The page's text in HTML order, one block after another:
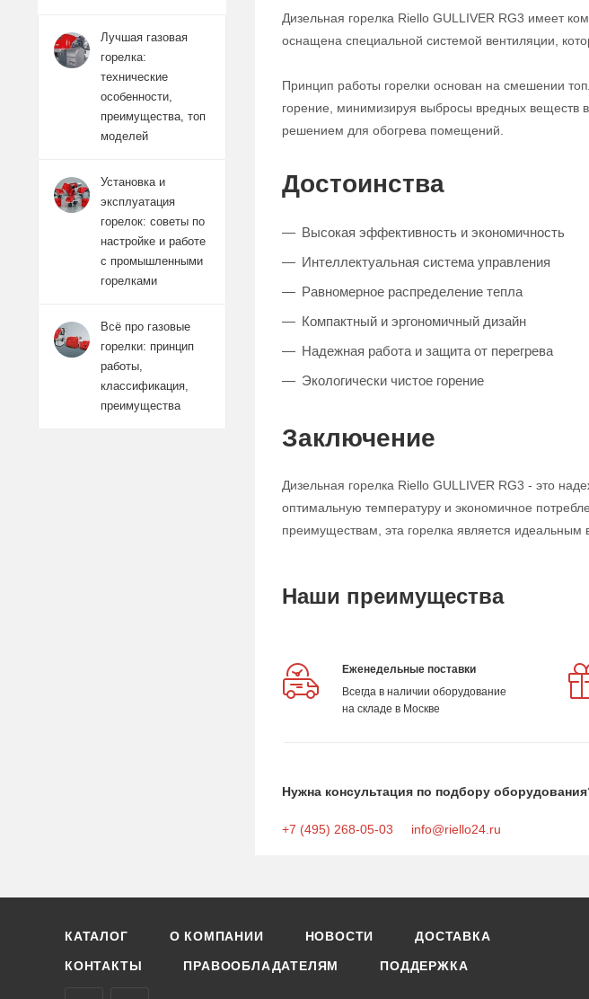
Дизельная горелка Riello GULLIVER RG3 имеет
оснащена специальной системой вентиляции,
Принцип работы горелки основан на смешении
горение, минимизируя выбросы вредных веществ
решением для обогрева помещений.
Достоинства
Высокая эффективность и экономичность
Интеллектуальная система управления
Равномерное распределение тепла
Компактный и эргономичный дизайн
Надежная работа и защита от перегрева
Экологически чистое горение
Заключение
Дизельная горелка Riello GULLIVER RG3 - это
оптимальную температуру и экономичное
преимуществам, эта горелка является идеальным
Наши преимущества
Еженедельные поставки
Всегда в наличии оборудование
на складе в Москве
Нужна консультация по подбору
+7 (495) 268-05-03 info@riello24.ru
Лучшая газовая
горелка:
технические
особенности,
преимущества, топ
моделей
Установка и
эксплуатация
горелок: советы по
настройке и работе
с промышленными
горелками
Всё про газовые
горелки: принцип
работы,
классификация,
преимущества
КАТАЛОГ О КОМПАНИИ НОВОСТИ ДОСТАВКА
КОНТАКТЫ ПРАВООБЛАДАТЕЛЯМ ПОДДЕРЖКА